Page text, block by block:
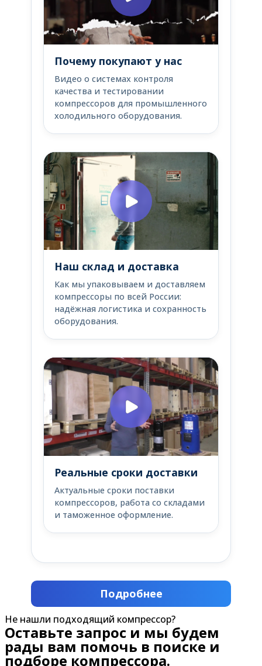
Почему покупают у нас
Видео о системах контроля
качества и тестировании
компрессоров для промышленного
холодильного оборудования.
Наш склад и доставка
Как мы упаковываем и доставляем
компрессоры по всей России:
надёжная логистика и сохранность
оборудования.
Реальные сроки доставки
Актуальные сроки поставки
компрессоров, работа со складами
и таможенное оформление.
Подробнее
Не нашли подходящий компрессор?
Оставьте запрос и мы будем
рады вам помочь в поиске и
подборе компрессора.